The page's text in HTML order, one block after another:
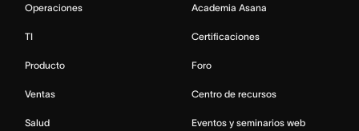
Operaciones
TI
Producto
Ventas
Salud
Academia Asana
Certificaciones
Foro
Centro de recursos
Eventos y seminarios web